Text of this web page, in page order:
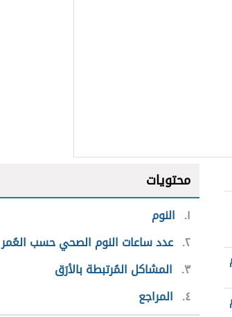
محتويات
١ النوم
٢ عدد ساعات النوم الصحي حسب العُمر
٣ المشاكل المُرتبطة بالأرَق
٤ المراجع